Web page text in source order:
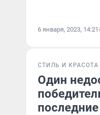
6 января, 2023, 14:21
СТИЛЬ И КРАСОТА
Один